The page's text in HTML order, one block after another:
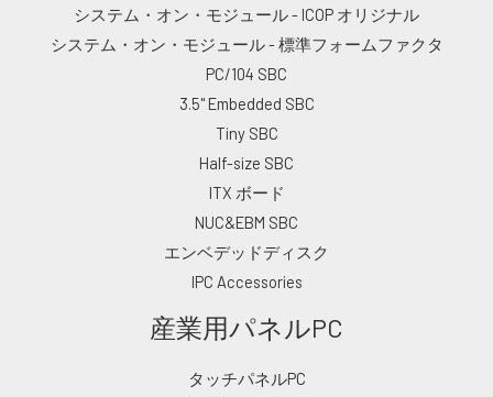
システム・オン・モジュール - ICOP オリジナル
システム・オン・モジュール - 標準フォームファクタ
PC/104 SBC
3.5" Embedded SBC
Tiny SBC
Half-size SBC
ITX ボード
NUC&EBM SBC
エンベデッドディスク
IPC Accessories
産業用パネルPC
タッチパネルPC